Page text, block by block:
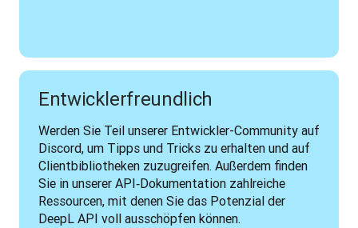
Entwicklerfreundlich
Werden Sie Teil unserer Entwickler-Community auf
Discord, um Tipps und Tricks zu erhalten und auf
Clientbibliotheken zuzugreifen. Außerdem finden
Sie in unserer API‑Dokumentation zahlreiche
Ressourcen, mit denen Sie das Potenzial der
DeepL API voll ausschöpfen können.